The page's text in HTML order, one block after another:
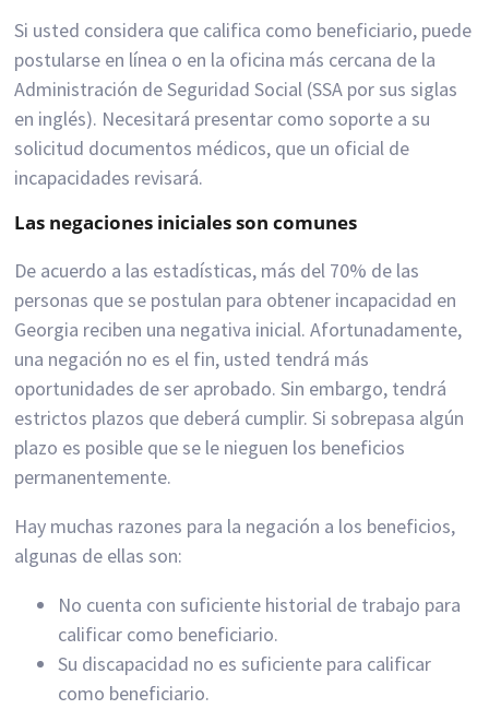
Si usted considera que califica como beneficiario, puede
postularse en línea o en la oficina más cercana de la
Administración de Seguridad Social (SSA por sus siglas
en inglés). Necesitará presentar como soporte a su
solicitud documentos médicos, que un oficial de
incapacidades revisará.
Las negaciones iniciales son comunes
De acuerdo a las estadísticas, más del 70% de las
personas que se postulan para obtener incapacidad en
Georgia reciben una negativa inicial. Afortunadamente,
una negación no es el fin, usted tendrá más
oportunidades de ser aprobado. Sin embargo, tendrá
estrictos plazos que deberá cumplir. Si sobrepasa algún
plazo es posible que se le nieguen los beneficios
permanentemente.
Hay muchas razones para la negación a los beneficios,
algunas de ellas son:
No cuenta con suficiente historial de trabajo para
calificar como beneficiario.
Su discapacidad no es suficiente para calificar
como beneficiario.